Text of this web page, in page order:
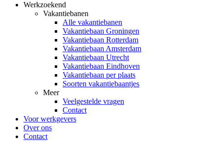
Werkzoekend
Vakantiebanen
Alle vakantiebanen
Vakantiebaan Groningen
Vakantiebaan Rotterdam
Vakantiebaan Amsterdam
Vakantiebaan Utrecht
Vakantiebaan Eindhoven
Vakantiebaan per plaats
Soorten vakantiebaantjes
Meer
Veelgestelde vragen
Contact
Voor werkgevers
Over ons
Contact